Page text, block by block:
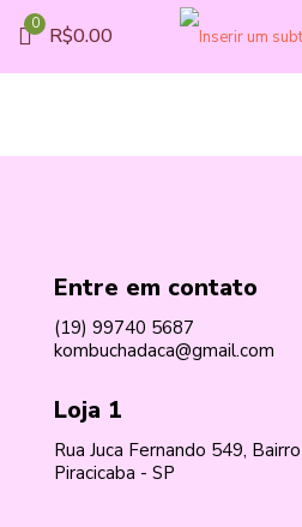
0 R$0.00
Entre em contato
(19) 99740 5687
kombuchadaca@gmail.com
Loja 1
Rua Juca Fernando 549,
Piracicaba - SP